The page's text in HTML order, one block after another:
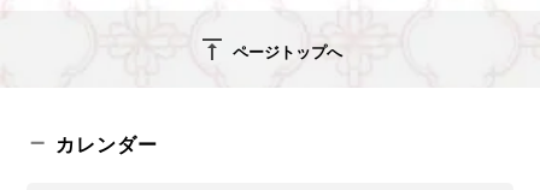
vertical_align_top ページトップへ
カレンダー